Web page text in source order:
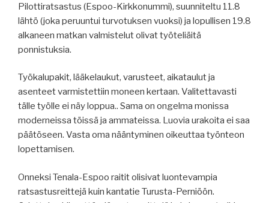
Pilottiratsastus (Espoo-Kirkkonummi), suunniteltu 11.8
lähtö (joka peruuntui turvotuksen vuoksi) ja lopullisen 19.8
alkaneen matkan valmistelut olivat työteliäitä
ponnistuksia.
Työkalupakit, lääkelaukut, varusteet, aikataulut ja
asenteet varmistettiin moneen kertaan. Valitettavasti
tälle työlle ei näy loppua.. Sama on ongelma monissa
moderneissa töissä ja ammateissa. Luovia urakoita ei saa
päätöseen. Vasta oma nääntyminen oikeuttaa työnteon
lopettamisen.
Onneksi Tenala-Espoo raitit olisivat luontevampia
ratsastusreittejä kuin kantatie Turusta-Perniöön.